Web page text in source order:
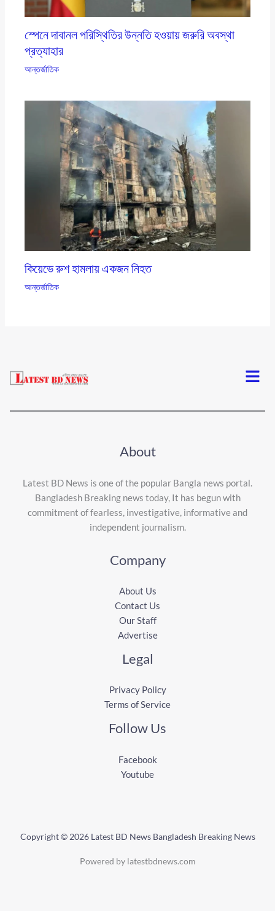
স্পেনে দাবানল পরিস্থিতির উন্নতি হওয়ায় জরুরি অবস্থা
প্রত্যাহার
আন্তর্জাতিক
কিয়েভে রুশ হামলায় একজন নিহত
আন্তর্জাতিক
Menu
About
Latest BD News is one of the popular Bangla news portal.
Bangladesh Breaking news today, It has begun with
commitment of fearless, investigative, informative and
independent journalism.
Company
About Us
Contact Us
Our Staff
Advertise
Legal
Privacy Policy
Terms of Service
Follow Us
Facebook
Youtube
Copyright © 2026 Latest BD News Bangladesh Breaking News
Powered by latestbdnews.com